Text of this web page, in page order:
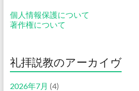
個人情報保護について
著作権について
礼拝説教のアーカイヴ
2026年7月 (4)